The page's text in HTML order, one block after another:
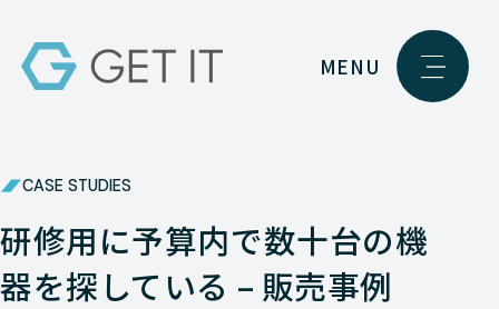
MENU
CASE STUDIES
研修用に予算内で数十台の機
器を探している – 販売事例